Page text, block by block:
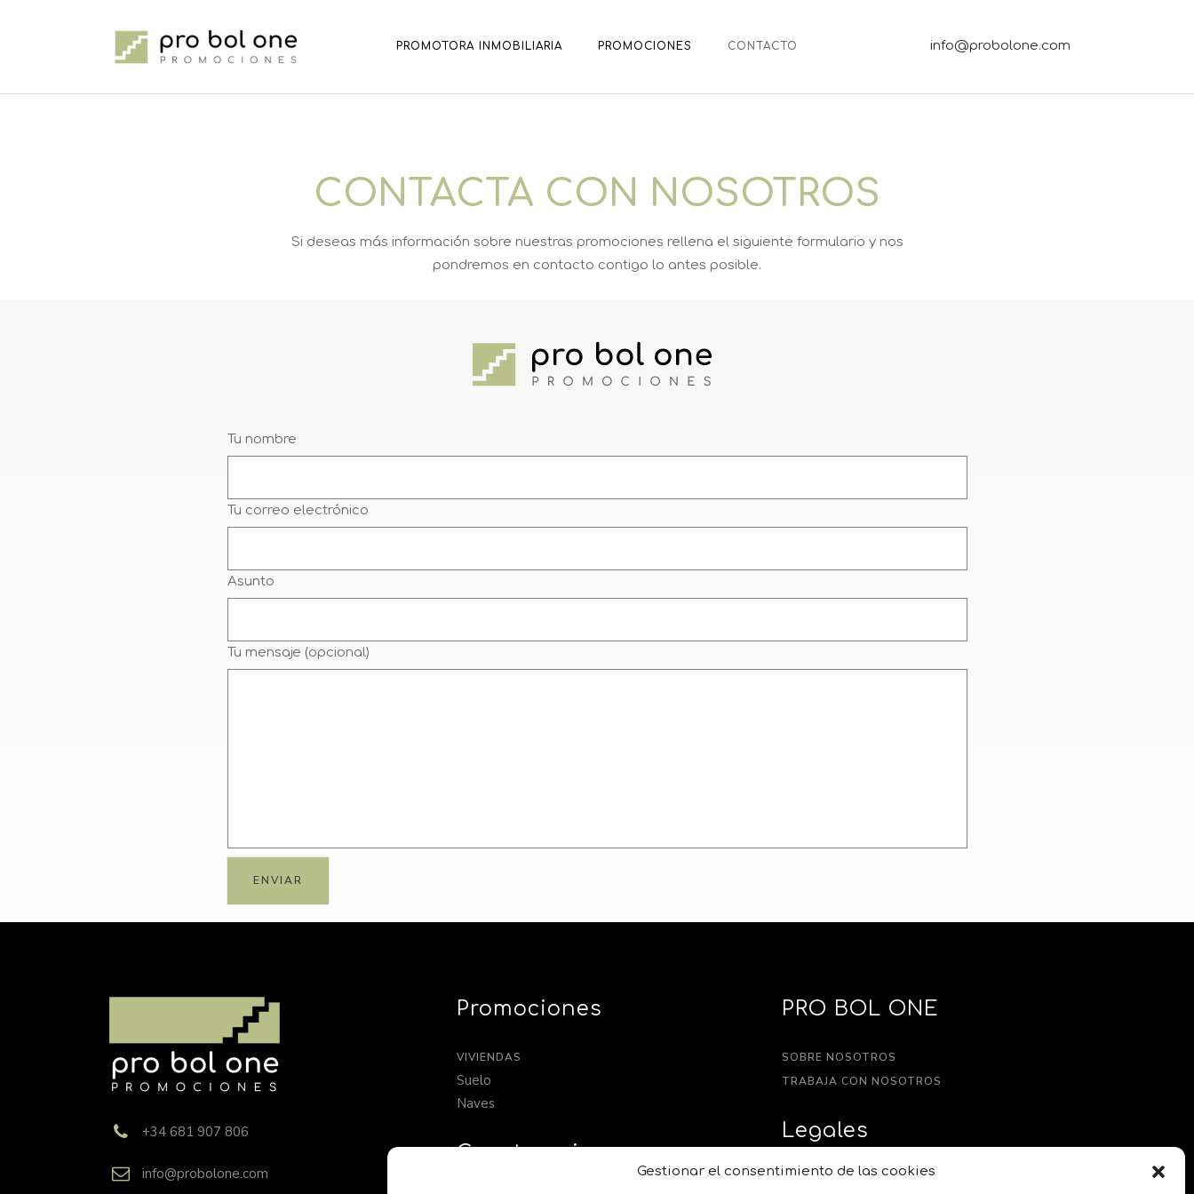
Gestionar el consentimiento de las cookies
info@probolone.com
PROMOTORA INMOBILIARIA PROMOCIONES CONTACTO
CONTACTA CON NOSOTROS
Si deseas más información sobre nuestras promociones rellena el siguiente formulario y nos
pondremos en contacto contigo lo antes posible.
Tu nombre
Tu correo electrónico
Asunto
Tu mensaje (opcional)
+34 681 907 806
info@probolone.com
Promociones
VIVIENDAS
Suelo
Naves
Construcciones
PRO BOL ONE
SOBRE NOSOTROS
TRABAJA CON NOSOTROS
Legales
POLÍTICA DE PRIVACIDAD